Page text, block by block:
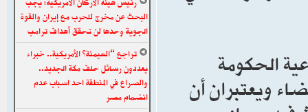
الحكومة
ويعتبران أن
البحث عن مخرج للحرب مع إيران والقوة
الجوية وحدها لن تحقق أهداف ترامب
تراجع “الهيمنة” الأمريكية.. خبراء
يعددون رسائل حلف مكة الجديد..
والصراع في المنطقة احد اسباب عدم
انضمام مصر